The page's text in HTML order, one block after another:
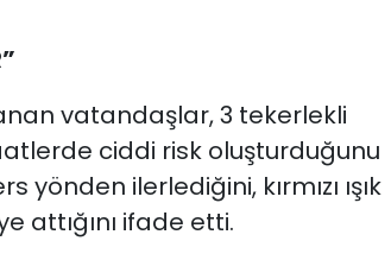
vatandaşlar, 3 tekerlekli
ciddi risk oluşturduğunu
yönden ilerlediğini, kırmızı ışık
attığını ifade etti.